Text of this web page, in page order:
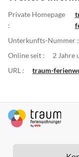
Private Homepage
:
Unterkunfts-Nummer :
Online seit :
2 Jahre
URL :
traum-